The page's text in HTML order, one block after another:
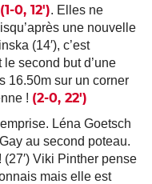
(1-0, 12′). Elles ne
une nouvelle
(14′), c’est
second but d’une
16.50m sur un corner
! (2-0, 22′)
Léna Goetsch
au second poteau.
Viki Pinther pense
mais elle est